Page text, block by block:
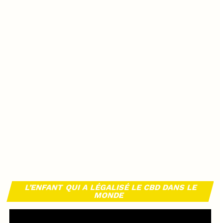
L’ENFANT QUI A LÉGALISÉ LE CBD DANS LE
MONDE